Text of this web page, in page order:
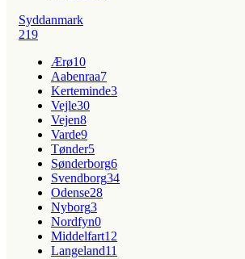
Syddanmark
219
Ærø10
Aabenraa7
Kerteminde3
Vejle30
Vejen8
Varde9
Tønder5
Sønderborg6
Svendborg34
Odense28
Nyborg3
Nordfyn0
Middelfart12
Langeland11